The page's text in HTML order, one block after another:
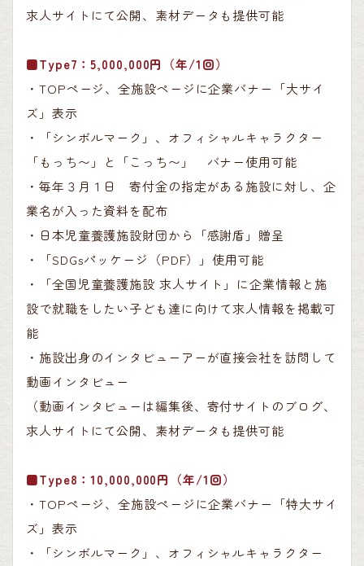
求人サイトにて公開、素材データも提供可能
■Type7：5,000,000円（年/1回）
・TOPページ、全施設ページに企業バナー「大サイ
ズ」表示
・「シンボルマーク」、オフィシャルキャラクター
「もっち〜」と「こっち〜」 バナー使用可能
・毎年３月１日 寄付金の指定がある施設に対し、企
業名が入った資料を配布
・日本児童養護施設財団から「感謝盾」贈呈
・「SDGsパッケージ（PDF）」使用可能
・「全国児童養護施設 求人サイト」に企業情報と施
設で就職をしたい子ども達に向けて求人情報を掲載可
能
・施設出身のインタビューアーが直接会社を訪問して
動画インタビュー
（動画インタビューは編集後、寄付サイトのブログ、
求人サイトにて公開、素材データも提供可能
■Type8：10,000,000円（年/1回）
・TOPページ、全施設ページに企業バナー「特大サイ
ズ」表示
・「シンボルマーク」、オフィシャルキャラクター